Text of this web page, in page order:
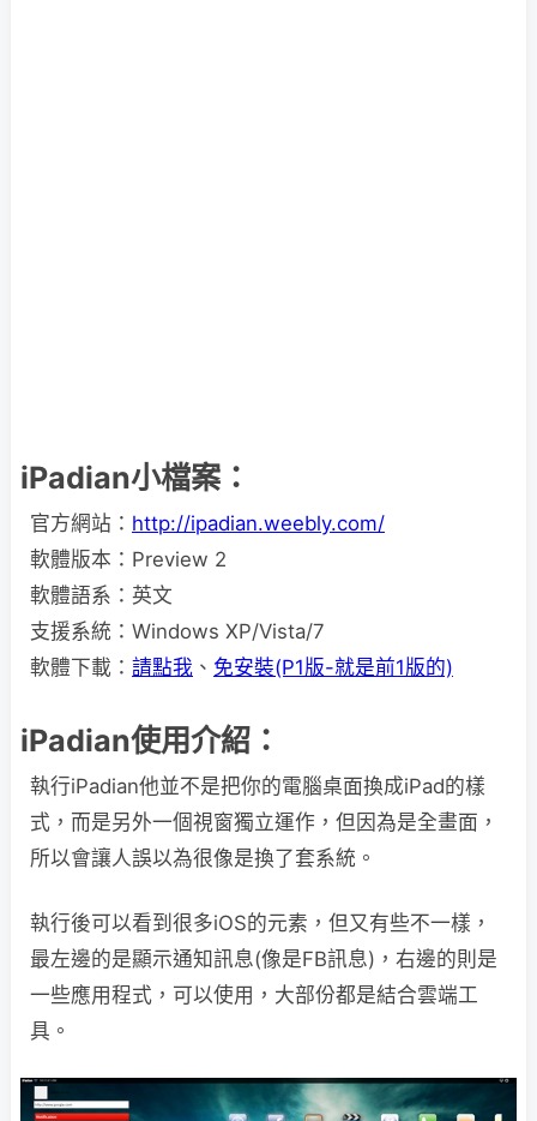
iPadian小檔案：
官方網站： http://ipadian.weebly.com/
軟體版本：Preview 2
軟體語系：英文
支援系統：Windows XP/Vista/7
軟體下載： 請點我 、 免安裝(P1版-就是前1版的)
iPadian使用介紹：
執行iPadian他並不是把你的電腦桌面換成iPad的樣
式，而是另外一個視窗獨立運作，但因為是全畫面，
所以會讓人誤以為很像是換了套系統。
執行後可以看到很多iOS的元素，但又有些不一樣，
最左邊的是顯示通知訊息(像是FB訊息)，右邊的則是
一些應用程式，可以使用，大部份都是結合雲端工
具。